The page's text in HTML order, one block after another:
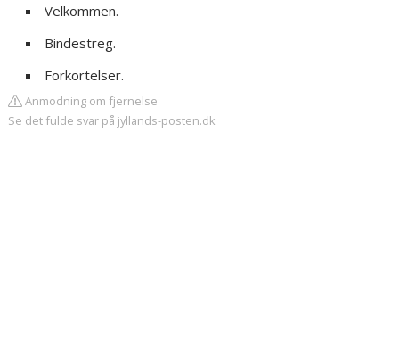
Velkommen.
Bindestreg.
Forkortelser.
Anmodning om fjernelse
Se det fulde svar på jyllands-posten.dk